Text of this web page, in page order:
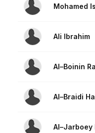
Mohamed
Ali Ibrahim
Al–Boinin
Al–Braidi
Al–Jarboey